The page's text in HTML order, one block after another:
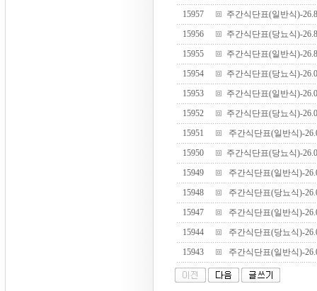
15957
주간식단표(일반식)-
15956
주간식단표(당뇨식)-
15955
주간식단표(일반식)-
15954
주간식단표(당뇨식)-
15953
주간식단표(일반식)-
15952
주간식단표(당뇨식)-
15951
주간식단표(일반식)-
15950
주간식단표(당뇨식)-
15949
주간식단표(일반식)-
15948
주간식단표(당뇨식)-
15947
주간식단표(일반식)-
15944
주간식단표(당뇨식)-
15943
주간식단표(일반식)-